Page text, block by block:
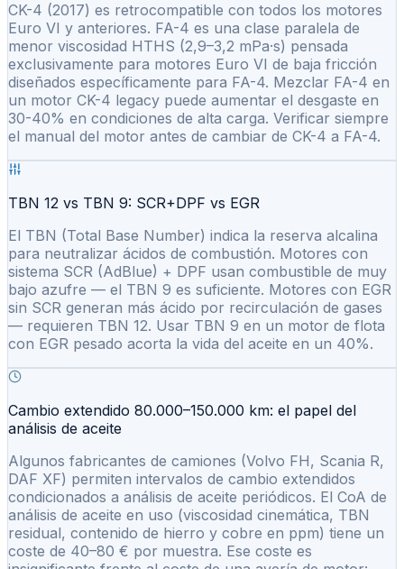
CK-4 (2017) es retrocompatible con todos los motores
Euro VI y anteriores. FA-4 es una clase paralela de
menor viscosidad HTHS (2,9–3,2 mPa·s) pensada
exclusivamente para motores Euro VI de baja fricción
diseñados específicamente para FA-4. Mezclar FA-4 en
un motor CK-4 legacy puede aumentar el desgaste en
30-40% en condiciones de alta carga. Verificar siempre
el manual del motor antes de cambiar de CK-4 a FA-4.
TBN 12 vs TBN 9: SCR+DPF vs EGR
El TBN (Total Base Number) indica la reserva alcalina
para neutralizar ácidos de combustión. Motores con
sistema SCR (AdBlue) + DPF usan combustible de muy
bajo azufre — el TBN 9 es suficiente. Motores con EGR
sin SCR generan más ácido por recirculación de gases
— requieren TBN 12. Usar TBN 9 en un motor de flota
con EGR pesado acorta la vida del aceite en un 40%.
Cambio extendido 80.000–150.000 km: el papel del
análisis de aceite
Algunos fabricantes de camiones (Volvo FH, Scania R,
DAF XF) permiten intervalos de cambio extendidos
condicionados a análisis de aceite periódicos. El CoA de
análisis de aceite en uso (viscosidad cinemática, TBN
residual, contenido de hierro y cobre en ppm) tiene un
coste de 40–80 € por muestra. Ese coste es